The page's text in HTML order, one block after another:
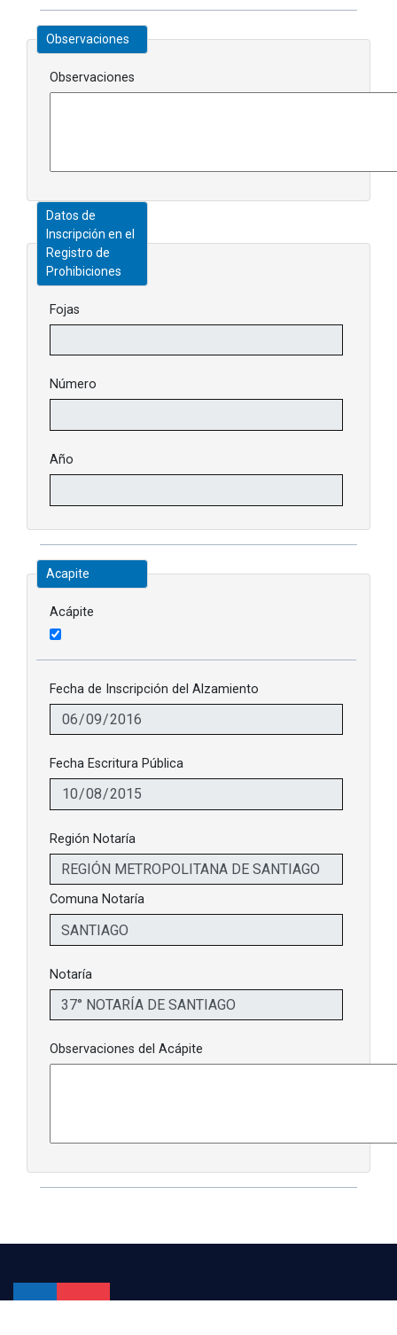
Observaciones
Observaciones
Datos de
Inscripción en el
Registro de
Prohibiciones
Fojas
Número
Año
Acapite
Acápite
Fecha de Inscripción del Alzamiento
Fecha Escritura Pública
Región Notaría
Comuna Notaría
Notaría
Observaciones del Acápite